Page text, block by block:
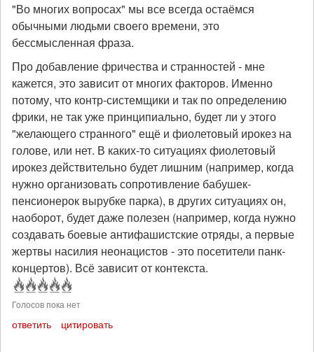
"Во многих вопросах" мы все всегда остаёмся
обычными людьми своего времени, это
бессмысленная фраза.
Про добавление фричества и странностей - мне
кажется, это зависит от многих факторов. Именно
потому, что контр-системщики и так по определению
фрики, не так уже принципиально, будет ли у этого
"желающего странного" ещё и фиолетовый ирокез на
голове, или нет. В каких-то ситуациях фиолетовый
ирокез действительно будет лишним (например, когда
нужно организовать сопротивление бабушек-
пенсионерок вырубке парка), в других ситуациях он,
наоборот, будет даже полезен (например, когда нужно
создавать боевые антифашистские отряды, а первые
жертвы насилия неонацистов - это посетители панк-
концертов). Всё зависит от контекста.
Голосов пока нет
ответить цитировать